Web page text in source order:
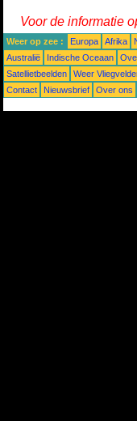
Voor de informatie
Weer op zee : Europa Afrika
Australië
Indische Oceaan
Satellietbeelden
Weer
Contact
Nieuwsbrief Over ons